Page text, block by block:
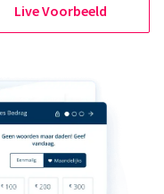
Live Voorbeeld